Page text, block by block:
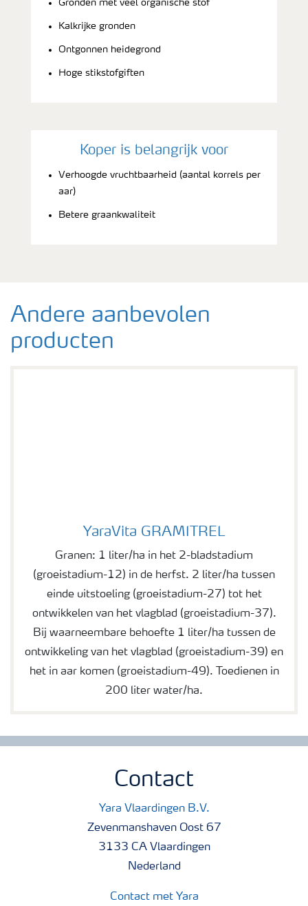
Gronden met veel organische stof
Kalkrijke gronden
Ontgonnen heidegrond
Hoge stikstofgiften
Koper is belangrijk voor
Verhoogde vruchtbaarheid (aantal korrels per
aar)
Betere graankwaliteit
Andere aanbevolen
producten
YaraVita GRAMITREL
Granen: 1 liter/ha in het 2-bladstadium
(groeistadium-12) in de herfst. 2 liter/ha tussen
einde uitstoeling (groeistadium-27) tot het
ontwikkelen van het vlagblad (groeistadium-37).
Bij waarneembare behoefte 1 liter/ha tussen de
ontwikkeling van het vlagblad (groeistadium-39) en
het in aar komen (groeistadium-49). Toedienen in
200 liter water/ha.
Contact
Yara Vlaardingen B.V.
Zevenmanshaven Oost 67
3133 CA Vlaardingen
Nederland
Contact met Yara